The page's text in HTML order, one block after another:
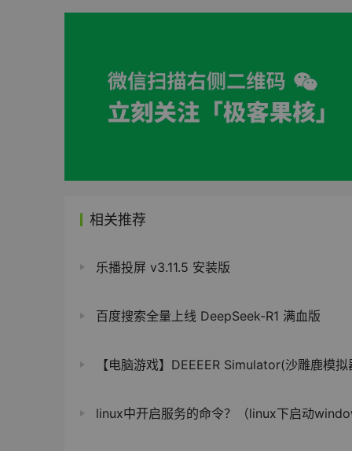
相关推荐
乐播投屏 v3.11.5 安装版
百度搜索全量上线 DeepSeek-R1 满血版
【电脑游戏】DEEEER Simulator(沙雕鹿模拟器)v1.0.92
linux中开启服务的命令？（linux下启动windows系统